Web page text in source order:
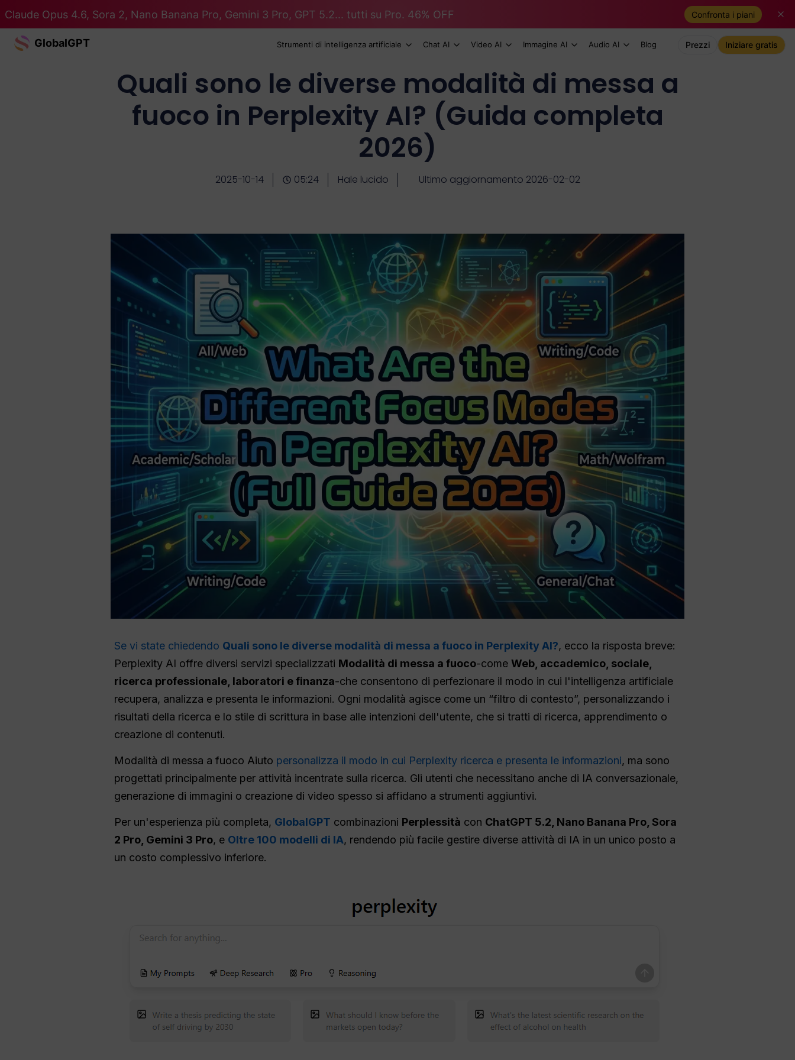
Claude Opus 4.6, Sora 2, Nano Banana Pro, Gemini 3 Pro, GPT 5.2... tutti su Pro. 46% OFF Confronta i piani
GlobalGPT Strumenti di intelligenza artificiale Chat AI Video AI Immagine AI Audio AI Blog Prezzi Iniziare gratis
Quali sono le diverse modalità di messa a
fuoco in Perplexity AI? (Guida completa
2026)
2025-10-14 05:24 Hale lucido Ultimo aggiornamento 2026-02-02
Se vi state chiedendo Quali sono le diverse modalità di messa a fuoco in Perplexity AI?, ecco la risposta breve:
Perplexity AI offre diversi servizi specializzati Modalità di messa a fuoco-come Web, accademico, sociale,
ricerca professionale, laboratori e finanza-che consentono di perfezionare il modo in cui l'intelligenza artificiale
recupera, analizza e presenta le informazioni. Ogni modalità agisce come un “filtro di contesto”, personalizzando i
risultati della ricerca e lo stile di scrittura in base alle intenzioni dell'utente, che si tratti di ricerca, apprendimento o
creazione di contenuti.
Modalità di messa a fuoco Aiuto personalizza il modo in cui Perplexity ricerca e presenta le informazioni, ma sono
progettati principalmente per attività incentrate sulla ricerca. Gli utenti che necessitano anche di IA conversazionale,
generazione di immagini o creazione di video spesso si affidano a strumenti aggiuntivi.
Per un'esperienza più completa, GlobalGPT combinazioni Perplessità con ChatGPT 5.2, Nano Banana Pro, Sora
2 Pro, Gemini 3 Pro, e Oltre 100 modelli di IA, rendendo più facile gestire diverse attività di IA in un unico posto a
un costo complessivo inferiore.